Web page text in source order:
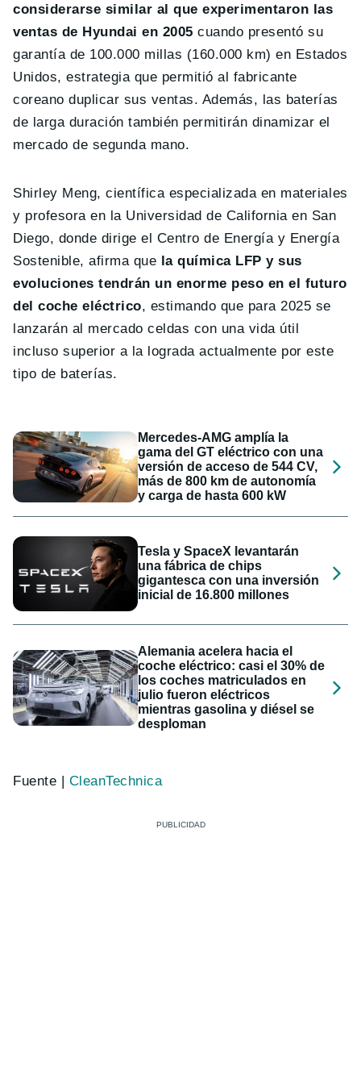
considerarse similar al que experimentaron las
ventas de Hyundai en 2005 cuando presentó su
garantía de 100.000 millas (160.000 km) en Estados
Unidos, estrategia que permitió al fabricante
coreano duplicar sus ventas. Además, las baterías
de larga duración también permitirán dinamizar el
mercado de segunda mano.
Shirley Meng, científica especializada en materiales
y profesora en la Universidad de California en San
Diego, donde dirige el Centro de Energía y Energía
Sostenible, afirma que la química LFP y sus
evoluciones tendrán un enorme peso en el futuro
del coche eléctrico, estimando que para 2025 se
lanzarán al mercado celdas con una vida útil
incluso superior a la lograda actualmente por este
tipo de baterías.
Mercedes-AMG amplía la
gama del GT eléctrico con una
versión de acceso de 544 CV,
más de 800 km de autonomía
y carga de hasta 600 kW
Tesla y SpaceX levantarán
una fábrica de chips
gigantesca con una inversión
inicial de 16.800 millones
Alemania acelera hacia el
coche eléctrico: casi el 30% de
los coches matriculados en
julio fueron eléctricos
mientras gasolina y diésel se
desploman
Fuente | CleanTechnica